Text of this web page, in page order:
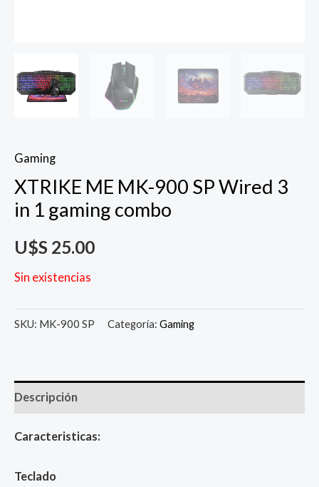
Gaming
XTRIKE ME MK-900 SP Wired 3
in 1 gaming combo
U$S 25.00
Sin existencias
SKU: MK-900 SP Categoría: Gaming
Descripción
Caracteristicas:
Teclado